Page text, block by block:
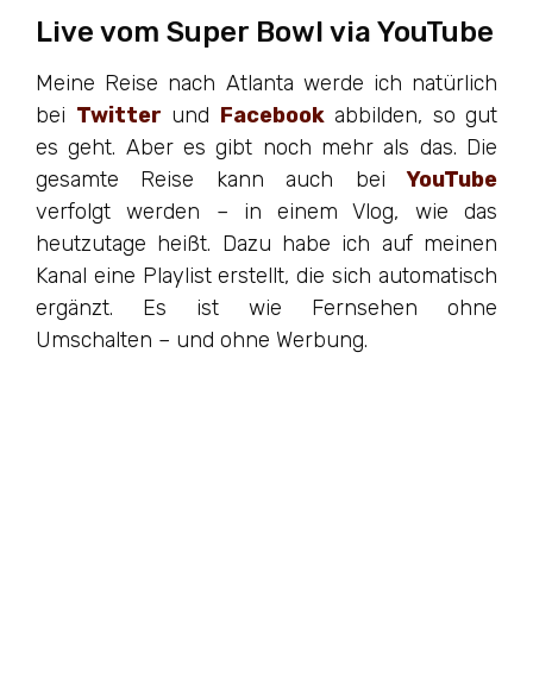
Live vom Super Bowl via YouTube
Meine Reise nach Atlanta werde ich natürlich
bei Twitter und Facebookabbilden, so gut
es geht. Aber es gibt noch mehr als das. Die
gesamte Reise kann auch beiYouTube
verfolgt werden – in einem Vlog, wie das
heutzutage heißt. Dazu habe ich auf meinen
Kanal eine Playlist erstellt, die sich automatisch
ergänzt. Es ist wie Fernsehen ohne
Umschalten – und ohne Werbung.